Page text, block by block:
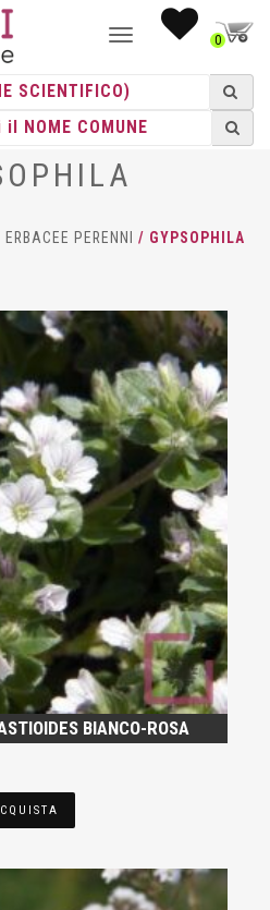
NAVIGAZIONE0
ERBACEE PERENNI / GYPSOPHILA
BIANCO-ROSA